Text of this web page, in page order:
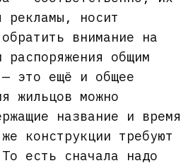
рекламы, носит
внимание на
общим
это ещё и общее
жильцов можно
название и время
конструкции требуют
есть сначала надо